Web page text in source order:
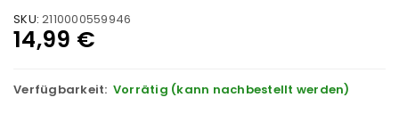
SKU: 2110000559946
14,99 €
Verfügbarkeit: Vorrätig (kann nachbestellt werden)